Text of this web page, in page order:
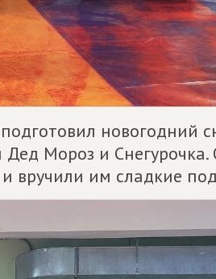
новогодний
Мороз и
вручили им сладкие